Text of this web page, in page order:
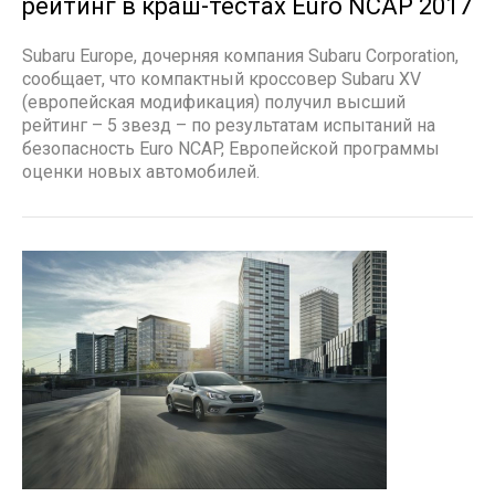
рейтинг в краш-тестах Euro NCAP 2017
Subaru Europe, дочерняя компания Subaru Corporation,
сообщает, что компактный кроссовер Subaru XV
(европейская модификация) получил высший
рейтинг – 5 звезд – по результатам испытаний на
безопасность Euro NCAP, Европейской программы
оценки новых автомобилей.